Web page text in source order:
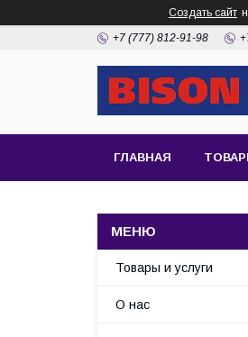
Создать сайт
+7 (777) 812-91-98
ГЛАВНАЯ
Товары и услуги
О нас